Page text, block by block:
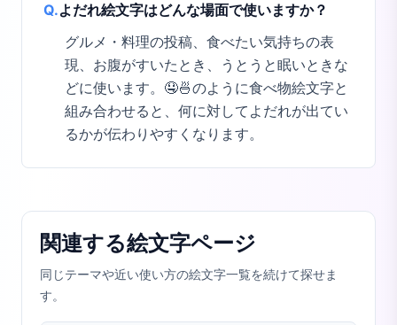
Q.よだれ絵文字はどんな場面で使いますか？
グルメ・料理の投稿、食べたい気持ちの表
現、お腹がすいたとき、うとうと眠いときな
どに使います。🤤🍜のように食べ物絵文字と
組み合わせると、何に対してよだれが出てい
るかが伝わりやすくなります。
関連する絵文字ページ
同じテーマや近い使い方の絵文字一覧を続けて探せま
す。